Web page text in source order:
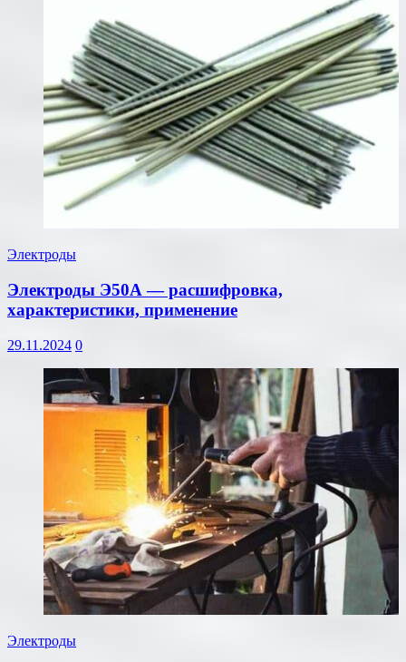
Электроды
Электроды Э50А — расшифровка,
характеристики, применение
29.11.2024 0
Электроды